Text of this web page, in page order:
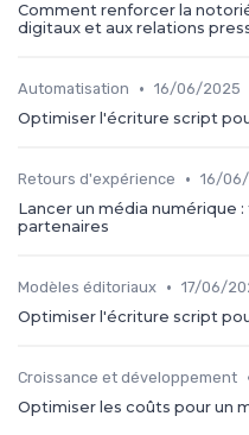
Comment renforcer la
digitaux et aux relations
Automatisation • 16/06/2025
Optimiser l'écriture script
Retours d'expérience • 16/
Lancer un média numérique
partenaires
Modèles éditoriaux • 17/06/
Optimiser l'écriture script
Croissance et développement
Optimiser les coûts pour un